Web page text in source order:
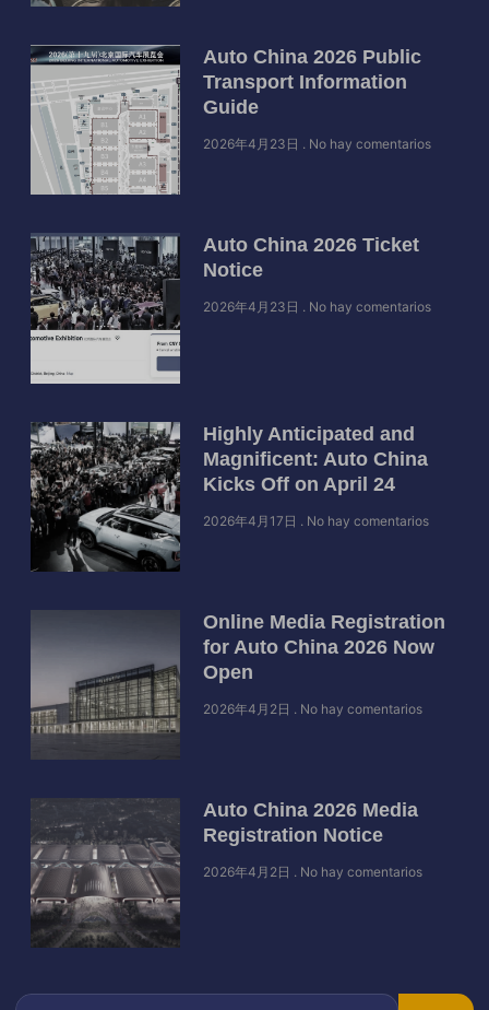
Auto China 2026 Public
Transport Information
Guide
2026年4月23日 No hay comentarios
Auto China 2026 Ticket
Notice
2026年4月23日 No hay comentarios
Highly Anticipated and
Magnificent: Auto China
Kicks Off on April 24
2026年4月17日 No hay comentarios
Online Media Registration
for Auto China 2026 Now
Open
2026年4月2日 No hay comentarios
Auto China 2026 Media
Registration Notice
2026年4月2日 No hay comentarios